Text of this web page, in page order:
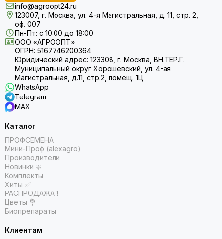
info@agroopt24.ru
123007, г. Москва, ул. 4-я Магистральная, д. 11, стр. 2,
оф. 007
Пн-Пт: с 10:00 до 18:00
ООО «АГРООПТ»
ОГРН: 5167746200364
Юридический адрес: 123308, г. Москва, ВН.ТЕР.Г.
Муниципальный округ Хорошевский, ул. 4-ая
Магистральная, д.11, стр.2, помещ. 1Ц
WhatsApp
Telegram
MAX
Каталог
ПРОФСЕМЕНА
Мини-Проф (alexagro)
Производители
Новинки ❇️
Комплекты
Хиты ✅
РАСПРОДАЖА ❗️
Цветы 💐
Биопрепараты
Клиентам